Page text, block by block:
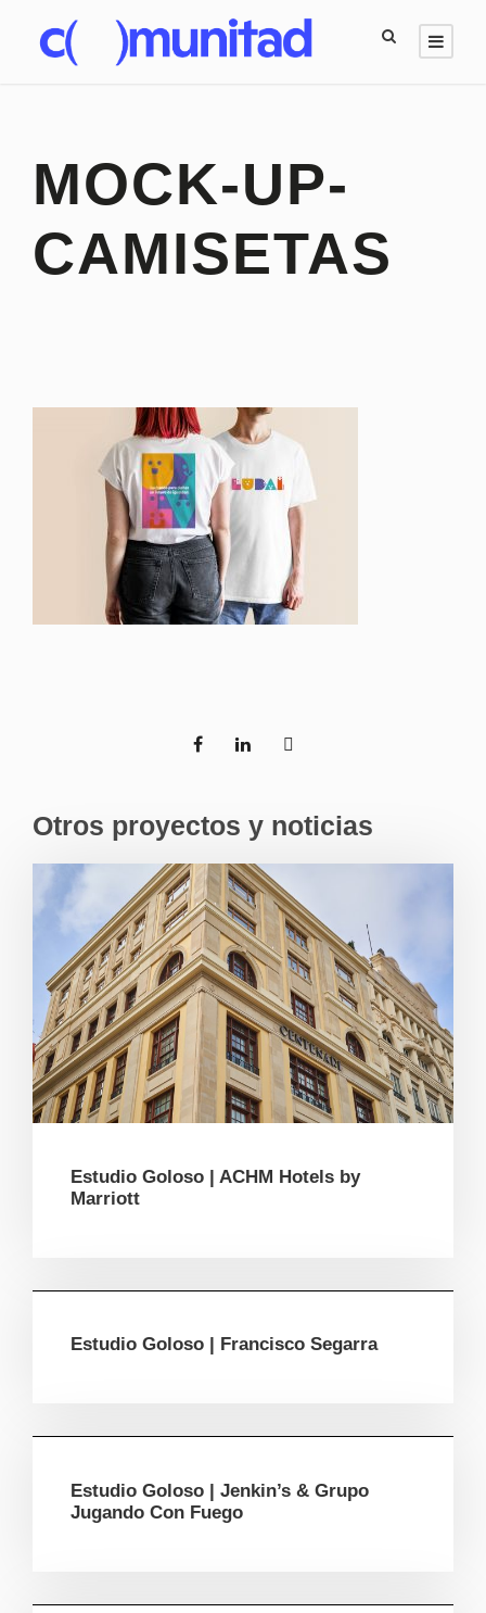
MOCK-UP-
CAMISETAS
Otros proyectos y noticias
Estudio Goloso | ACHM Hotels by
Marriott
Estudio Goloso | Francisco Segarra
Estudio Goloso | Jenkin’s & Grupo
Jugando Con Fuego